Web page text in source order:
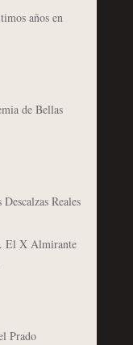
años en
de Bellas
Reales
El X Almirante
Prado